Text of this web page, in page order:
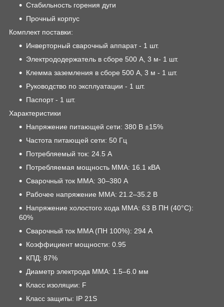
Стабильность горения дуги
Прочный корпус
Комплект поставки:
Инверторный сварочный аппарат - 1 шт.
Электрододержатель в сборе 500 А, 3 м- 1 шт.
Клемма заземления в сборе 500 А, 3 м - 1 шт.
Руководство по эксплуатации - 1 шт.
Паспорт - 1 шт.
Характеристики
Напряжение питающей сети: 380 В ±15%
Частота питающей сети: 50 Гц
Потребляемый ток: 24.5 А
Потребляемая мощность ММА: 16.1 кВА
Сварочный ток MMA: 30–380 А
Рабочее напряжение ММА: 21.2–35.2 В
Напряжение холостого хода MMA: 63 В ПН (40°C):
60%
Сварочный ток MMA (ПН 100%): 294 А
Коэффициент мощности: 0.95
КПД: 87%
Диаметр электрода MMA: 1.5–6.0 мм
Класс изоляции: F
Класс защиты: IP 21S